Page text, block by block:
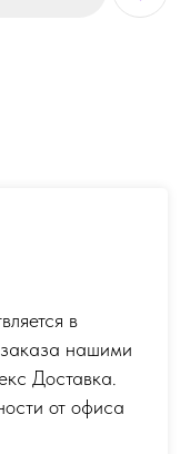
в
нашими
Доставка.
от офиса